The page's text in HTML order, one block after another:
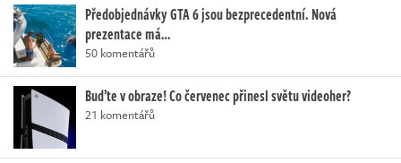
Předobjednávky GTA 6 jsou bezprecedentní. Nová
prezentace má…
50 komentářů
Buďte v obraze! Co červenec přinesl světu videoher?
21 komentářů